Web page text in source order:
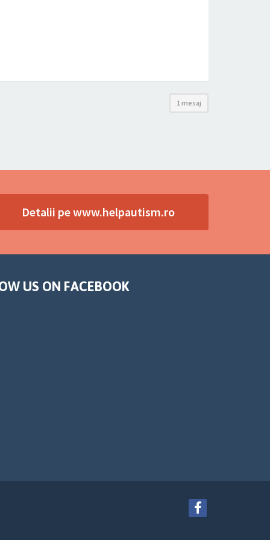
1 mesaj
Detalii pe www.helpautism.ro
US ON FACEBOOK